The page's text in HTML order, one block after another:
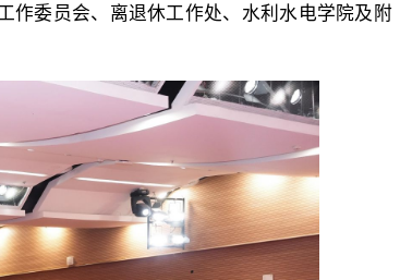
作委员会、离退休工作处、水利水电学院及附